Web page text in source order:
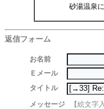
砂湯温泉
返信フォーム
お名前
Ｅメール
タイトル
メッセージ
【絵文字